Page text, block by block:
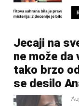
Jecaji na
ne može da
tako brzo
se desilo